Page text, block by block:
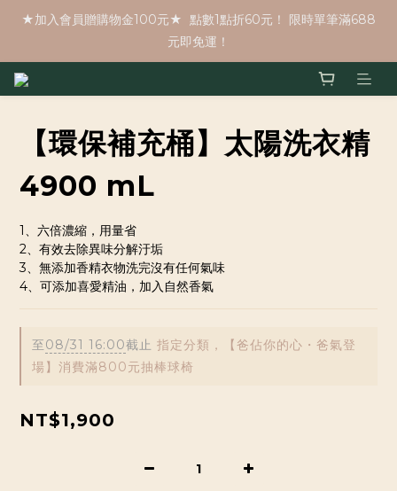
★加入會員贈購物金100元★  點數1點折60元！ 限時單筆滿688
元即免運！
【環保補充桶】太陽洗衣精
4900 mL
1、六倍濃縮，用量省
2、有效去除異味分解汙垢
3、無添加香精衣物洗完沒有任何氣味
4、可添加喜愛精油，加入自然香氣
至08/31 16:00截止 指定分類，【爸佔你的心・爸氣登
場】消費滿800元抽棒球椅
NT$1,900